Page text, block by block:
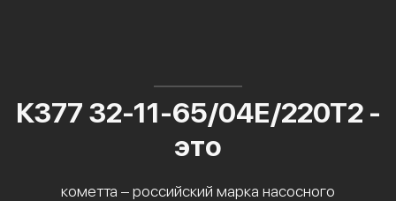
К377 32-11-65/04Е/220Т2 -
это
кометта – российский марка насосного